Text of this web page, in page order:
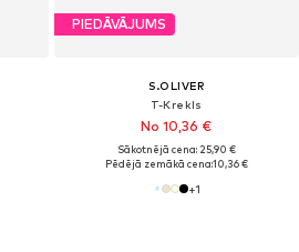
PIEDĀVĀJUMS
S.OLIVER
T-Krekls
No 10,36 €
Sākotnējā cena: 25,90 €
Pēdējā zemākā cena:10,36 €
+1